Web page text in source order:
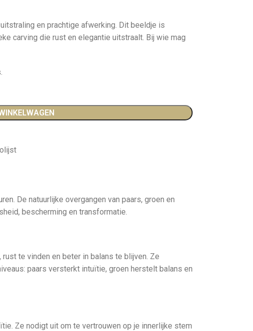
en prachtige afwerking. Dit beeldje is
carving die rust en elegantie uitstraalt. Bij wie mag
De natuurlijke overgangen van paars, groen en
bescherming en transformatie.
te vinden en beter in balans te blijven. Ze
paars versterkt intuïtie, groen herstelt balans en
Ze nodigt uit om te vertrouwen op je innerlijke stem